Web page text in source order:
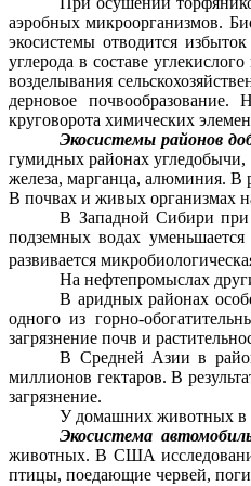
аэробных микроорганизмов.
экосистемы отводится
углерода в составе
возделывания
дерновое почвообразование.
круговорота химических
Экосистемы районов
гумидных районах угледобычи,
железа, марганца, алюминия. В
В почвах и живых организмах
В Западной Сибири при
подземных водах уменьшается
развивается
На нефтепромыслах
В аридных районах
одного из горно-
загрязнение почв и
В Средней Азии в
миллионов гектаров. В
загрязнение.
У домашних животных в
Экосистема
животных. В США
птицы, поедающие червей,